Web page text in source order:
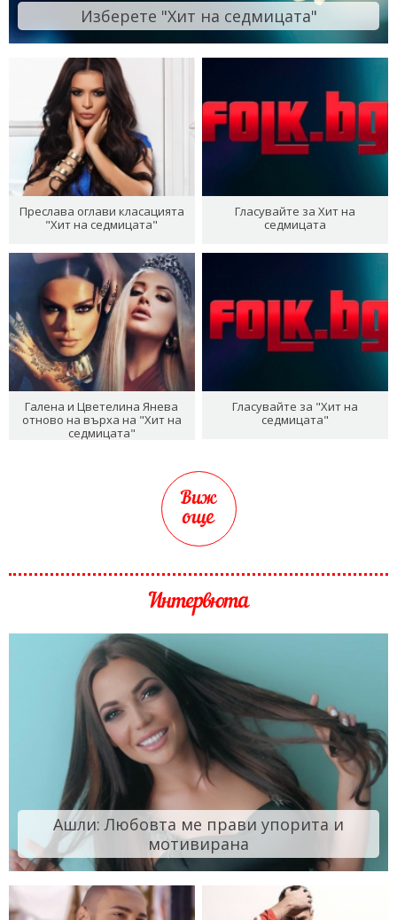
Изберете "Хит на седмицата"
Преслава оглави класацията
"Хит на седмицата"
Гласувайте за Хит на
седмицата
Галена и Цветелина Янева
отново на върха на "Хит на
седмицата"
Гласувайте за "Хит на
седмицата"
Виж
още
Интервюта
Ашли: Любовта ме прави упорита и
мотивирана